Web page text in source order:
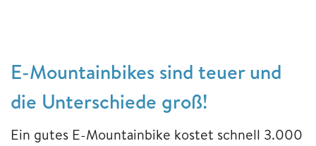
E-Mountainbikes sind teuer und
die Unterschiede groß!
Ein gutes E-Mountainbike kostet schnell 3.000